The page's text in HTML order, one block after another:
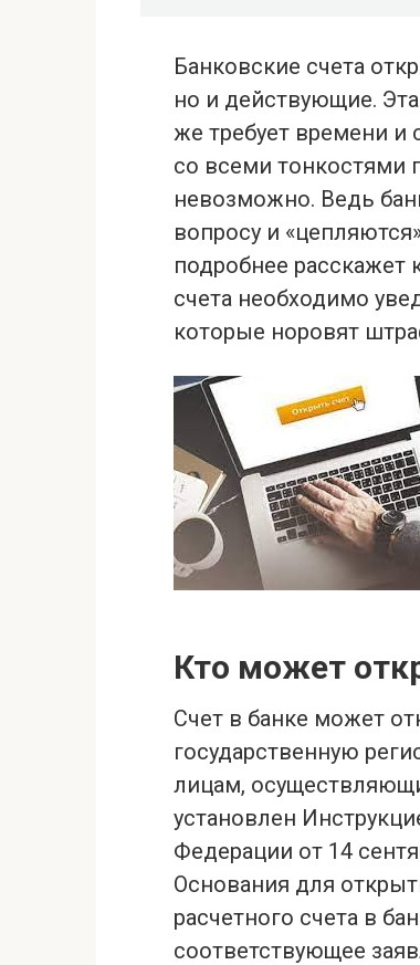
Банковские счета
но и действующие.
же требует времени и
со всеми тонкостями
невозможно. Ведь
вопросу и
подробнее расскажет
счета необходимо
которые норовят
Кто может
Счет в банке может
государственную
лицам,
установлен
Федерации от 14
Основания для
расчетного счета в
соответствующее